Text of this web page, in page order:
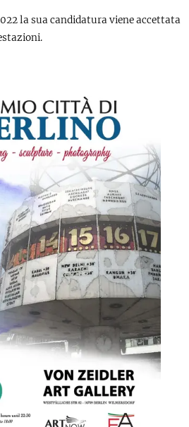
la sua candidatura viene accettata